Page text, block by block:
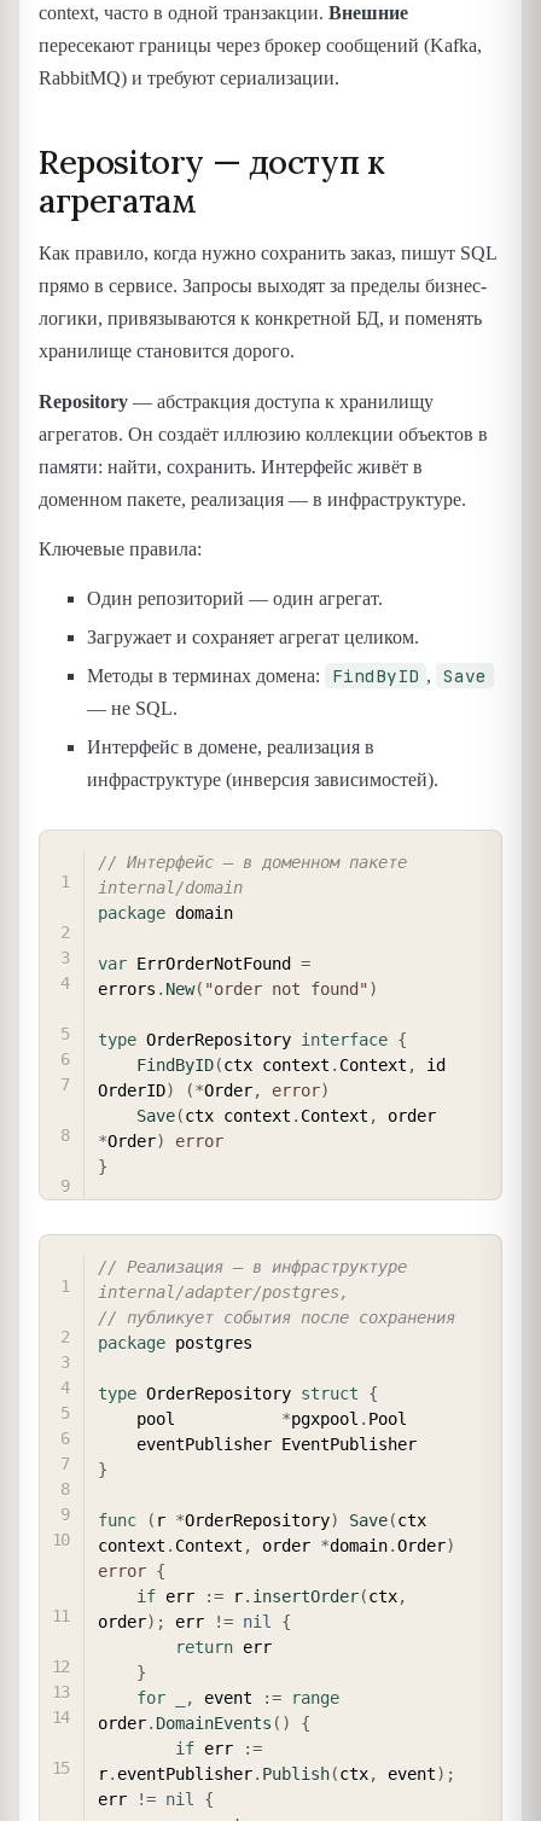
context, часто в одной транзакции. Внешние
пересекают границы через брокер сообщений (Kafka,
RabbitMQ) и требуют сериализации.
Repository — доступ к
агрегатам
Как правило, когда нужно сохранить заказ, пишут SQL
прямо в сервисе. Запросы выходят за пределы бизнес-
логики, привязываются к конкретной БД, и поменять
хранилище становится дорого.
Repository — абстракция доступа к хранилищу
агрегатов. Он создаёт иллюзию коллекции объектов в
памяти: найти, сохранить. Интерфейс живёт в
доменном пакете, реализация — в инфраструктуре.
Ключевые правила:
Один репозиторий — один агрегат.
Загружает и сохраняет агрегат целиком.
Методы в терминах домена:
FindByID , Save
— не SQL.
Интерфейс в домене, реализация в
инфраструктуре (инверсия зависимостей).
// Интерфейс — в доменном пакете
internal/domain
package domain
var ErrOrderNotFound =
errors . New( "order not found")
type OrderRepository interface {
FindByID(ctx context . Context ,
id
OrderID) (*Order, error)
Save(ctx context . Context ,
*Order)
error
}
// Реализация — в инфраструктуре
internal/adapter/postgres,
// публикует события после сохранения
package postgres
type OrderRepository struct
{
	pool
*pgxpool . Pool
}
func ( r *OrderRepository) Save(ctx
context . Context , order *domain.Order)
error {
if err := r. insertOrder(ctx,
order) ; err != nil
{
return err
}
for
, event :=
range
order. DomainEvents ( )
{
if err
:=
r. eventPublisher. Publish(ctx, event) ;
err
!= nil
{